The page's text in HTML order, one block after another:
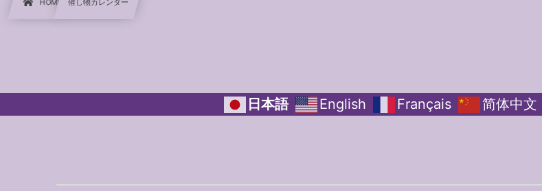
HOME 催し物カレンダー
日本語 English Français 简体中文